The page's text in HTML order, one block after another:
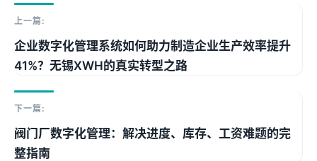
上一篇:
企业数字化管理系统如何助力制造企业生产效率提升
41%？无锡XWH的真实转型之路
下一篇:
阀门厂数字化管理：解决进度、库存、工资难题的完
整指南